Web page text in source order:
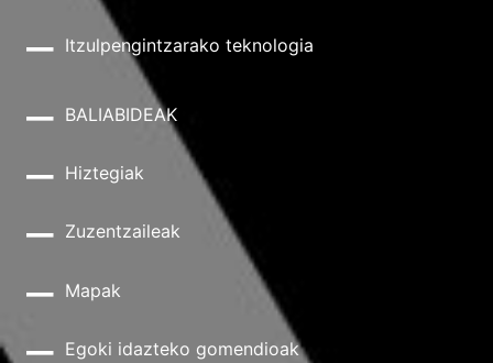
Itzulpengintzarako teknologia
BALIABIDEAK
Hiztegiak
Zuzentzaileak
Mapak
Egoki idazteko gomendioak